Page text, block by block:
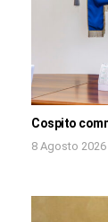
Cospito
8 Agosto 2026